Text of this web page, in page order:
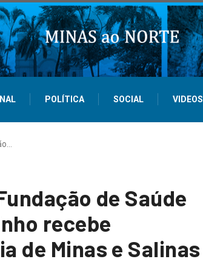
POLÍTICA SOCIAL VIDEOS
de Saúde
recebe
de Minas e Salinas